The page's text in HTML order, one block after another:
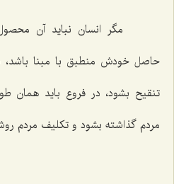
مگر انسان نباید آن
حاصل خودش منطبق با مبنا باشد،
تنقیح بشود، در فروع باید همان
مردم گذاشته بشود و تكلیف مردم